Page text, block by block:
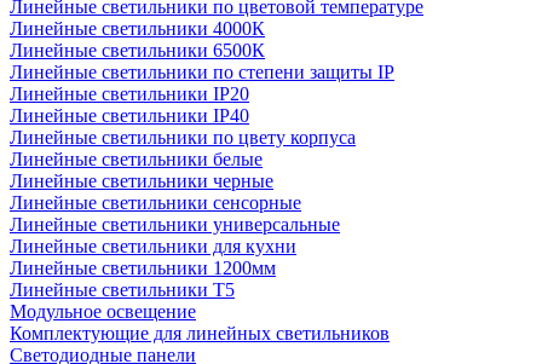
Линейные светильники по цветовой температуре
Линейные светильники 4000К
Линейные светильники 6500К
Линейные светильники по степени защиты IP
Линейные светильники IP20
Линейные светильники IP40
Линейные светильники по цвету корпуса
Линейные светильники белые
Линейные светильники черные
Линейные светильники сенсорные
Линейные светильники универсальные
Линейные светильники для кухни
Линейные светильники 1200мм
Линейные светильники Т5
Модульное освещение
Комплектующие для линейных светильников
Светодиодные панели